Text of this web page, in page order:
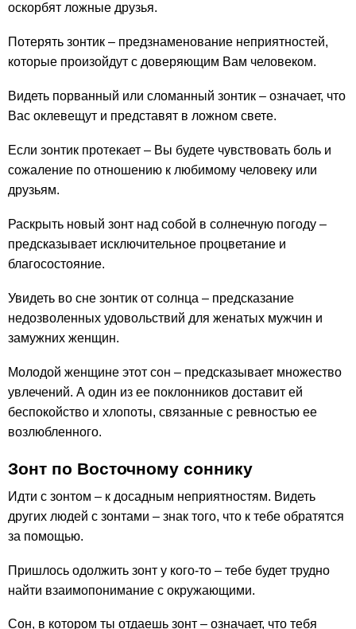
оскорбят ложные друзья.
Потерять зонтик – предзнаменование неприятностей,
которые произойдут с доверяющим Вам человеком.
Видеть порванный или сломанный зонтик – означает, что
Вас оклевещут и представят в ложном свете.
Если зонтик протекает – Вы будете чувствовать боль и
сожаление по отношению к любимому человеку или
друзьям.
Раскрыть новый зонт над собой в солнечную погоду –
предсказывает исключительное процветание и
благосостояние.
Увидеть во сне зонтик от солнца – предсказание
недозволенных удовольствий для женатых мужчин и
замужних женщин.
Молодой женщине этот сон – предсказывает множество
увлечений. А один из ее поклонников доставит ей
беспокойство и хлопоты, связанные с ревностью ее
возлюбленного.
Зонт по Восточному соннику
Идти с зонтом – к досадным неприятностям. Видеть
других людей с зонтами – знак того, что к тебе обратятся
за помощью.
Пришлось одолжить зонт у кого-то – тебе будет трудно
найти взаимопонимание с окружающими.
Сон, в котором ты отдаешь зонт – означает, что тебя